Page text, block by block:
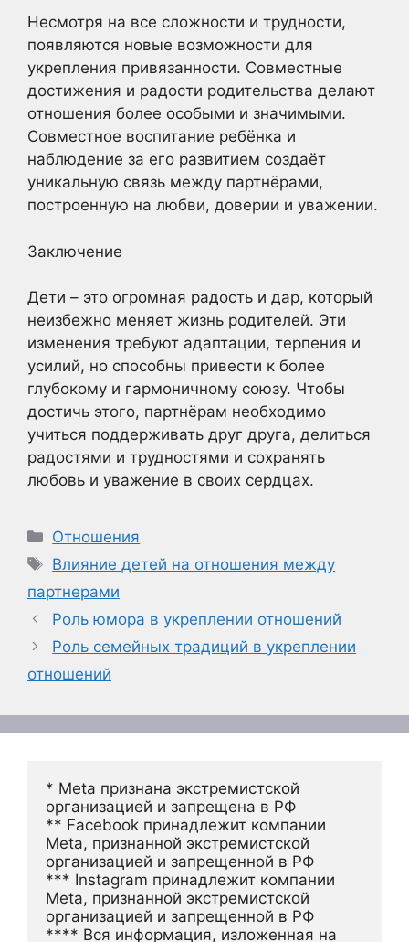
Несмотря на все сложности и трудности,
появляются новые возможности для
укрепления привязанности. Совместные
достижения и радости родительства делают
отношения более особыми и значимыми.
Совместное воспитание ребёнка и
наблюдение за его развитием создаёт
уникальную связь между партнёрами,
построенную на любви, доверии и уважении.
Заключение
Дети – это огромная радость и дар, который
неизбежно меняет жизнь родителей. Эти
изменения требуют адаптации, терпения и
усилий, но способны привести к более
глубокому и гармоничному союзу. Чтобы
достичь этого, партнёрам необходимо
учиться поддерживать друг друга, делиться
радостями и трудностями и сохранять
любовь и уважение в своих сердцах.
Рубрики
Отношения
Метки
Влияние детей на отношения между
партнерами
Роль юмора в укреплении отношений
Роль семейных традиций в укреплении
отношений
* Meta признана экстремистской
организацией и запрещена в РФ
** Facebook принадлежит компании
Meta, признанной экстремистской
организацией и запрещенной в РФ
*** Instagram принадлежит компании
Meta, признанной экстремистской
организацией и запрещенной в РФ
**** Вся информация, изложенная на